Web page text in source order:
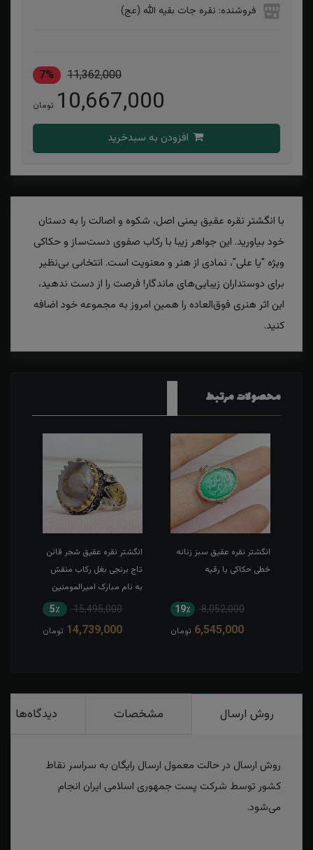
فروشنده: نقره جات بقیه الله (عج)
11,362,000
7%
10,667,000 تومان
با انگشتر نقره عقیق یمنی اصل، شکوه و اصالت را به دستان
خود بیاورید. این جواهر زیبا با رکاب صفوی دست‌ساز و حکاکی
ویژه "یا علی"، نمادی از هنر و معنویت است. انتخابی بی‌نظیر
برای دوستداران زیبایی‌های ماندگار! فرصت را از دست ندهید،
این اثر هنری فوق‌العاده را همین امروز به مجموعه خود اضافه
کنید.
محصولات مرتبط
انگشتر نقره عقیق سبز زنانه
خطی حکاکی یا رقیه
8,052,000 19٪
6,545,000 تومان
انگشتر نقره عقیق شجر قائن
تاج برنجی بغل رکاب منقش
به نام مبارک امیرالمومنین
15,495,000 5٪
14,739,000 تومان
روش ارسال مشخصات دیدگاه‌ها
روش ارسال در حالت معمول ارسال رایگان به سراسر نقاط
کشور توسط شرکت پست جمهوری اسلامی ایران انجام
می‌شود.